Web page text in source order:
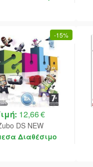
-15%
12,66 €
DS NEW
Διαθέσιμο